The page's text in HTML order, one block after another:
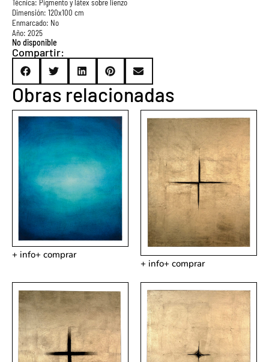
Técnica: Pigmento y látex sobre lienzo
Dimensión: 120x100 cm
Enmarcado: No
Año: 2025
No disponible
Compartir:
Obras relacionadas
+ info+ comprar
+ info+ comprar